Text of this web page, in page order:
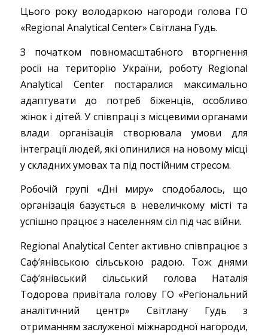
Цього року володаркою нагороди голова ГО
«Regional Analytical Center» Світлана Гудь.
З початком повномасштабного вторгнення
росії на територію України, роботу Regional
Analytical Center постаралися максимально
адаптувати до потреб біженців, особливо
жінок і дітей. У співпраці з місцевими органами
влади організація створювала умови для
інтеграції людей, які опинилися на новому місці
у складних умовах та під постійним стресом.
Робочій групі «Дні миру» сподобалось, що
організація базується в невеличкому місті та
успішно працює з населенням сіл під час війни.
Regional Analytical Center активно співпрацює з
Саф’янівською сільською радою. Тож днями
Саф’янівський сільський голова Наталія
Тодорова привітала голову ГО «Регіональний
аналітичний центр» Світлану Гудь з
отриманням заслуженої міжнародної нагороди,